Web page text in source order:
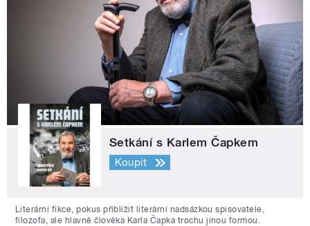
Setkání s Karlem Čapkem
Koupit
Literární fikce, pokus přiblížit literární nadsázkou spisovatele,
filozofa, ale hlavně člověka Karla Čapka trochu jinou formou.